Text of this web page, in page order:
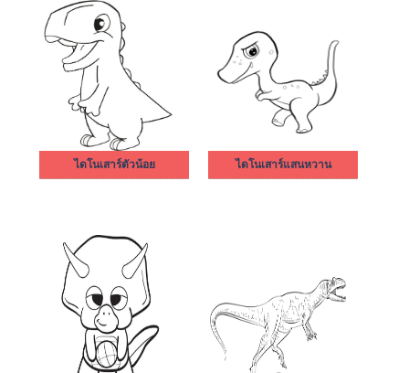
ไดโนเสาร์ตัวน้อย ไดโนเสาร์แสนหวาน